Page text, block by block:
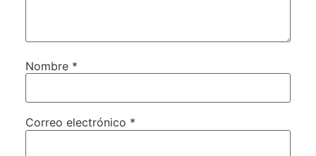
Nombre *
Correo electrónico *